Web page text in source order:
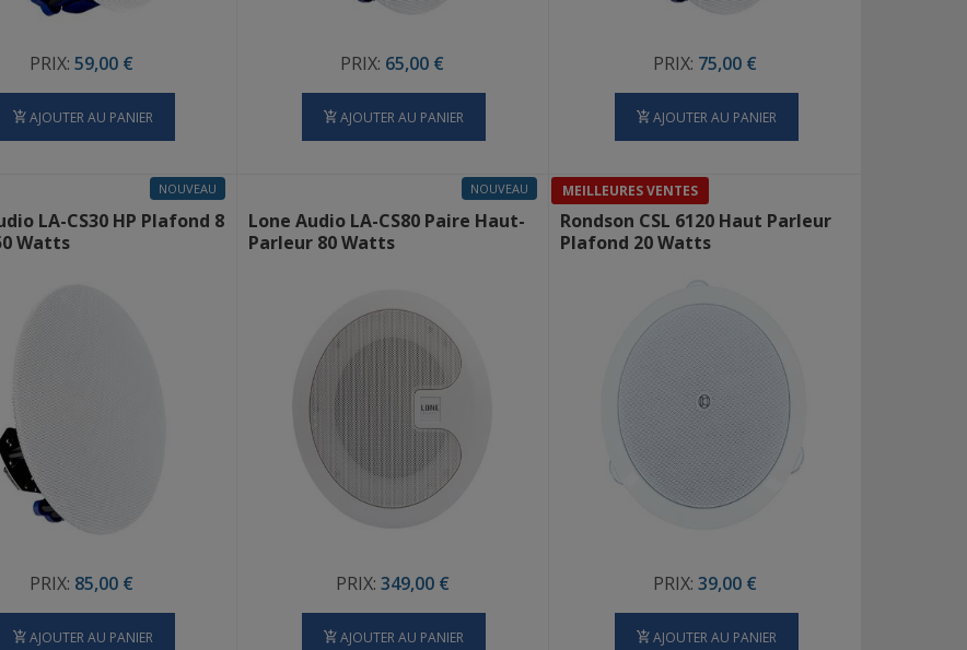
PRIX: 59,00 €
AJOUTER AU PANIER
PRIX: 65,00 €
AJOUTER AU PANIER
PRIX: 75,00 €
AJOUTER AU PANIER
NOUVEAU
LA-CS30 HP Plafond 8
Watts
PRIX: 85,00 €
AJOUTER AU PANIER
NOUVEAU
Lone Audio LA-CS80 Paire Haut-
Parleur 80 Watts
PRIX: 349,00 €
AJOUTER AU PANIER
MEILLEURES VENTES
Rondson CSL 6120 Haut Parleur
Plafond 20 Watts
PRIX: 39,00 €
AJOUTER AU PANIER